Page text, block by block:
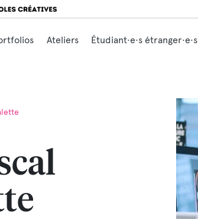
Ateliers Étudiant·e·s étranger·e·s
Search for: